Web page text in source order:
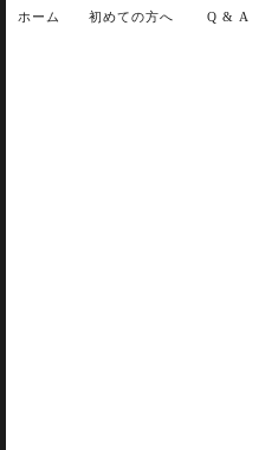
ホーム 初めての方へ Q & A